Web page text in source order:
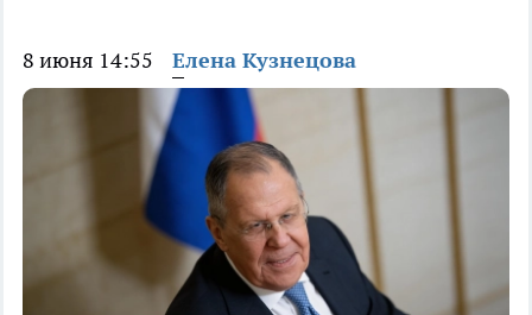
8 июня 14:55 Елена Кузнецова